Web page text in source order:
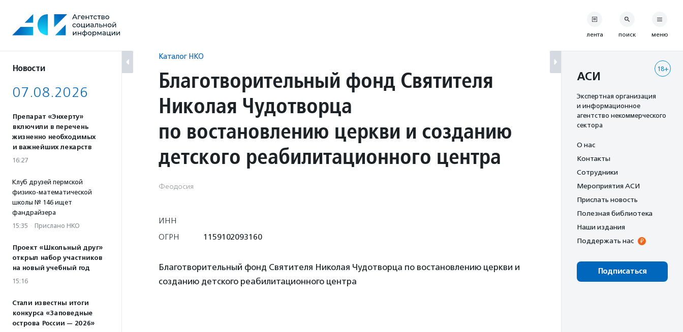
содержанию
Новости
07.08.2026
Препарат «Энхерту»
включили в перечень
жизненно необходимых
и важнейших лекарств
16:27
Клуб друзей пермской
физико-математической
школы № 146 ищет
фандрайзера
15:35 · Прислано НКО
Проект «Школьный друг»
открыл набор участников
на новый учебный год
15:16
Стали известны итоги
конкурса «Заповедные
острова России — 2026»
Каталог НКО
Благотворительный фонд Святителя
Николая Чудотворца
по востановлению церкви и созданию
детского реабилитационного центра
Феодосия
ИНН
ОГРН
1159102093160
Благотворительный фонд Святителя Николая Чудотворца по востановлению церкви и
созданию детского реабилитационного центра
лента поиск меню
18+
АСИ
Экспертная организация
и информационное
агентство некоммерческого
сектора
О нас
Контакты
Сотрудники
Мероприятия АСИ
Прислать новость
Полезная библиотека
Наши издания
Поддержать нас
Подписаться